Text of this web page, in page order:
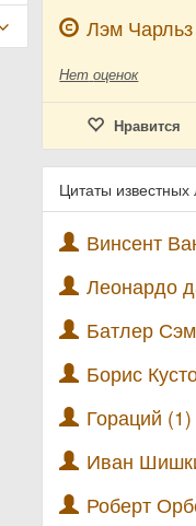
Лэм Чарльз
Нет оценок
Нравится
Цитаты
Винсент
Леонардо
Батлер
Борис
Гораций (1)
Иван
Роберт